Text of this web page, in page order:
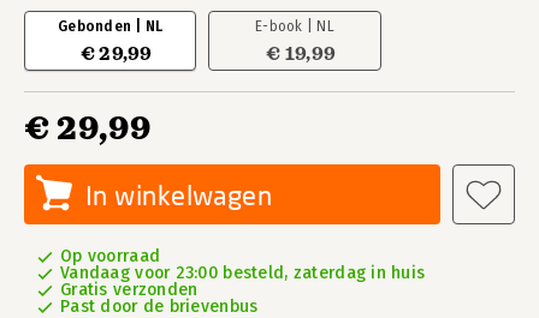
Gebonden | NL
€ 29,99
E-book | NL
€ 19,99
€ 29,99
In winkelwagen
Op voorraad
Vandaag voor 23:00 besteld, zaterdag in huis
Gratis verzonden
Past door de brievenbus